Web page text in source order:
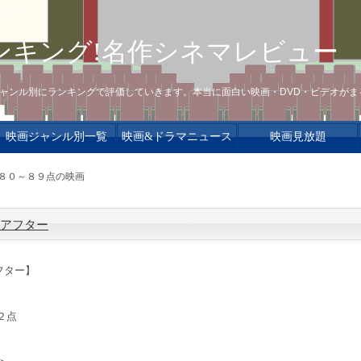
フター
ー】
点
０～８９点の映画
キング!名作シネマレビュー
ンル別にランキングで評価していきます。本当に面白い映画・DVD・ビデオが
映画ジャンル別一覧 映画&ドラマニュース 映画見放題